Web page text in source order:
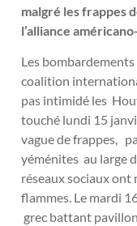
malgré les frappes
l’alliance
Les
coalition
pas intimidé les
touché lundi 15
vague de frappes,
yéménites au large
réseaux sociaux ont
flammes. Le mardi
grec battant